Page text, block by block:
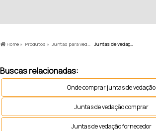
Home » Produtos » Juntas para Vedação » Juntas de vedação em PTFE
Buscas relacionadas:
Onde comprar juntas de vedação
Juntas de vedação comprar
Juntas de vedação fornecedor